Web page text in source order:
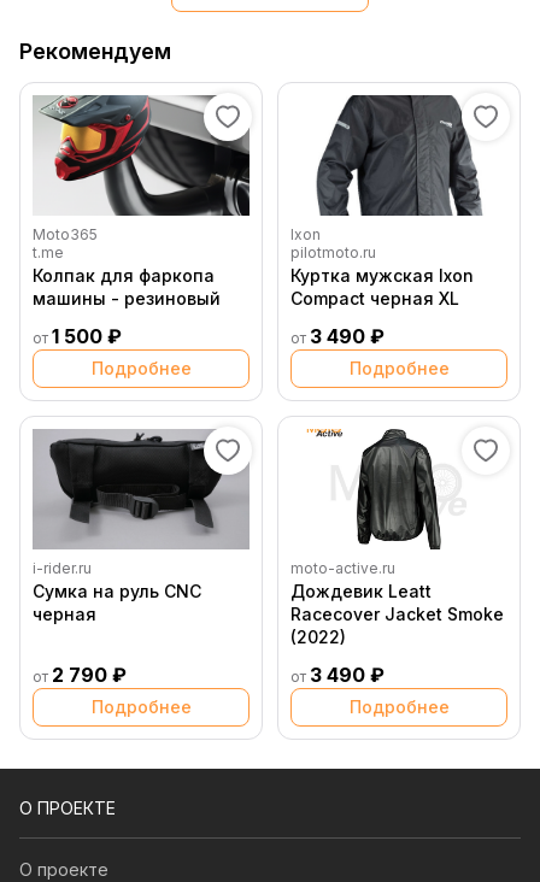
Рекомендуем
Moto365
t.me
Колпак для фаркопа
машины - резиновый
от 1 500 ₽
Подробнее
Ixon
pilotmoto.ru
Куртка мужская Ixon
Compact черная XL
от 3 490 ₽
Подробнее
i-rider.ru
Сумка на руль CNC
черная
от 2 790 ₽
Подробнее
moto-active.ru
Дождевик Leatt
Racecover Jacket Smoke
(2022)
от 3 490 ₽
Подробнее
О ПРОЕКТЕ
О проекте